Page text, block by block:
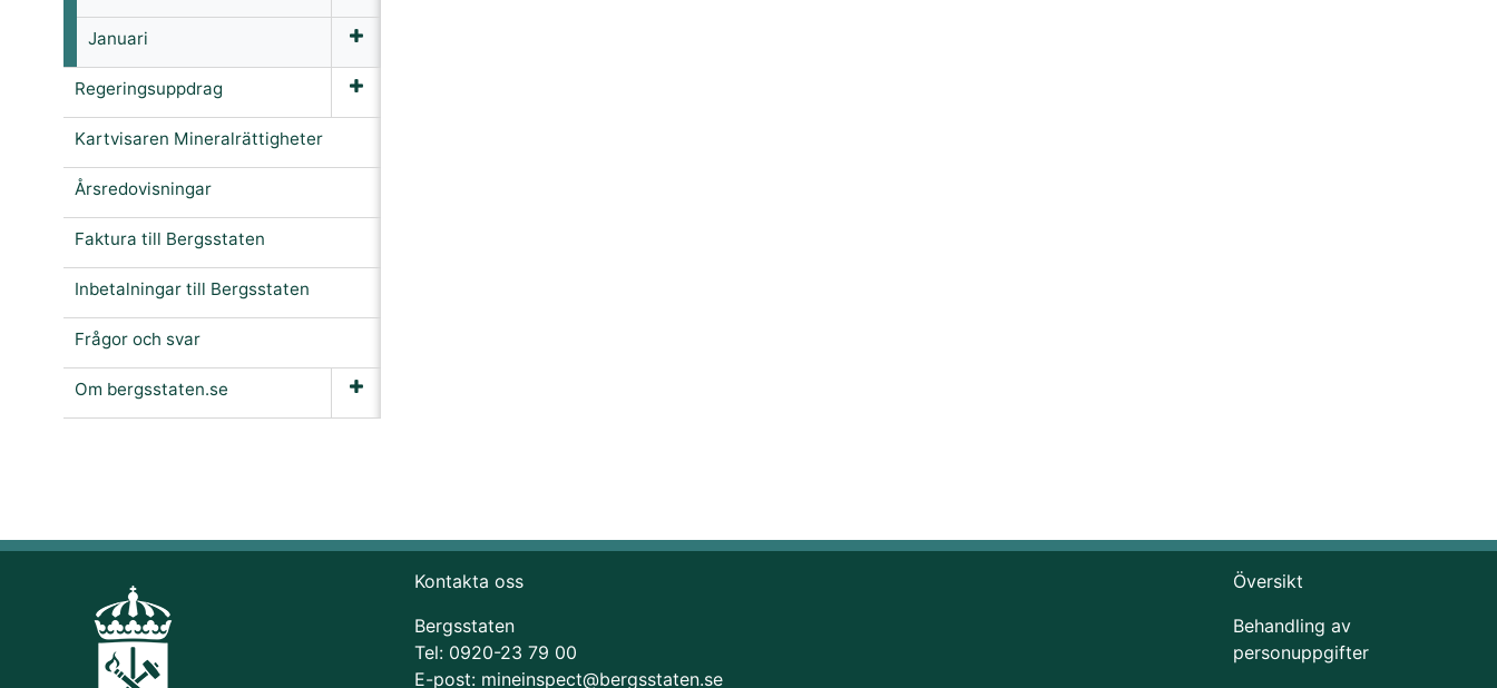
Januari
Regeringsuppdrag
Kartvisaren Mineralrättigheter
Årsredovisningar
Faktura till Bergsstaten
Inbetalningar till Bergsstaten
Frågor och svar
Om bergsstaten.se
Kontakta oss
Bergsstaten
Tel: 0920-23 79 00
E-post: mineinspect@bergsstaten.se
Översikt
Behandling av
personuppgifter